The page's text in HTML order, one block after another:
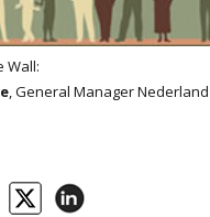
Wall:
, General Manager Nederland